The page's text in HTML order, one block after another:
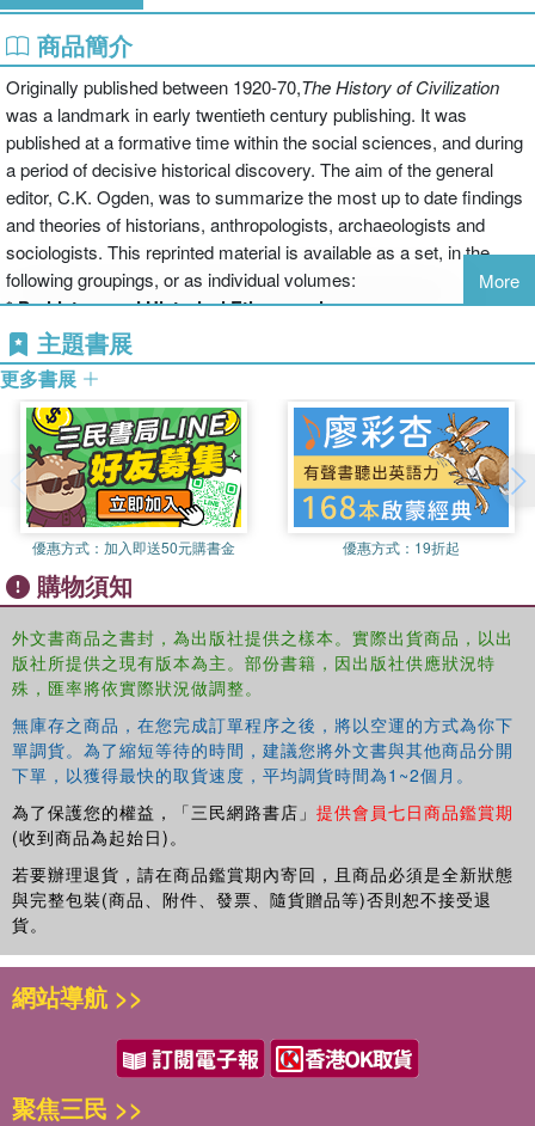
商品簡介
Originally published between 1920-70,The History of Civilization
was a landmark in early twentieth century publishing. It was
published at a formative time within the social sciences, and during
a period of decisive historical discovery. The aim of the general
editor, C.K. Ogden, was to summarize the most up to date findings
and theories of historians, anthropologists, archaeologists and
sociologists. This reprinted material is available as a set, in the
following groupings, or as individual volumes:
*Prehistory and Historical Ethnography
Set of 12: 0-415-15611-4: ￡800.00
*Greek Civilization
Set of 7: 0-415-15612-2: ￡450.00
Roman Civilization
Set of 6: 0-415-15613-0: ￡400.00
Eastern Civilizations
Set of 10: 0-415-15614-9: ￡650.00
Judaeo-Christian Civilization
Set of 4: 0-415-15615-7: ￡250.00
*European Civilization
More
主題書展
更多書展
優惠方式： 加入即送50元購書金 優惠方式： 19折起
購物須知
外文書商品之書封，為出版社提供之樣本。實際出貨商品，以出
版社所提供之現有版本為主。部份書籍，因出版社供應狀況特
殊，匯率將依實際狀況做調整。
無庫存之商品，在您完成訂單程序之後，將以空運的方式為你下
單調貨。為了縮短等待的時間，建議您將外文書與其他商品分開
下單，以獲得最快的取貨速度，平均調貨時間為1~2個月。
為了保護您的權益，「三民網路書店」 提供會員七日商品鑑賞期
(收到商品為起始日)。
若要辦理退貨，請在商品鑑賞期內寄回，且商品必須是全新狀態
與完整包裝(商品、附件、發票、隨貨贈品等)否則恕不接受退
貨。
網站導航 >>
聚焦三民 >>